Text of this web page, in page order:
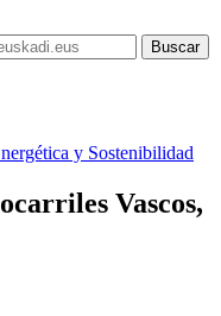
y Sostenibilidad
Vascos,